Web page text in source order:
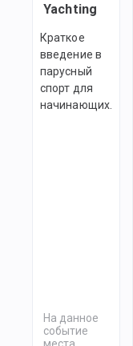
Yachting
Краткое
введение в
парусный
спорт для
начинающих.
На данное
событие